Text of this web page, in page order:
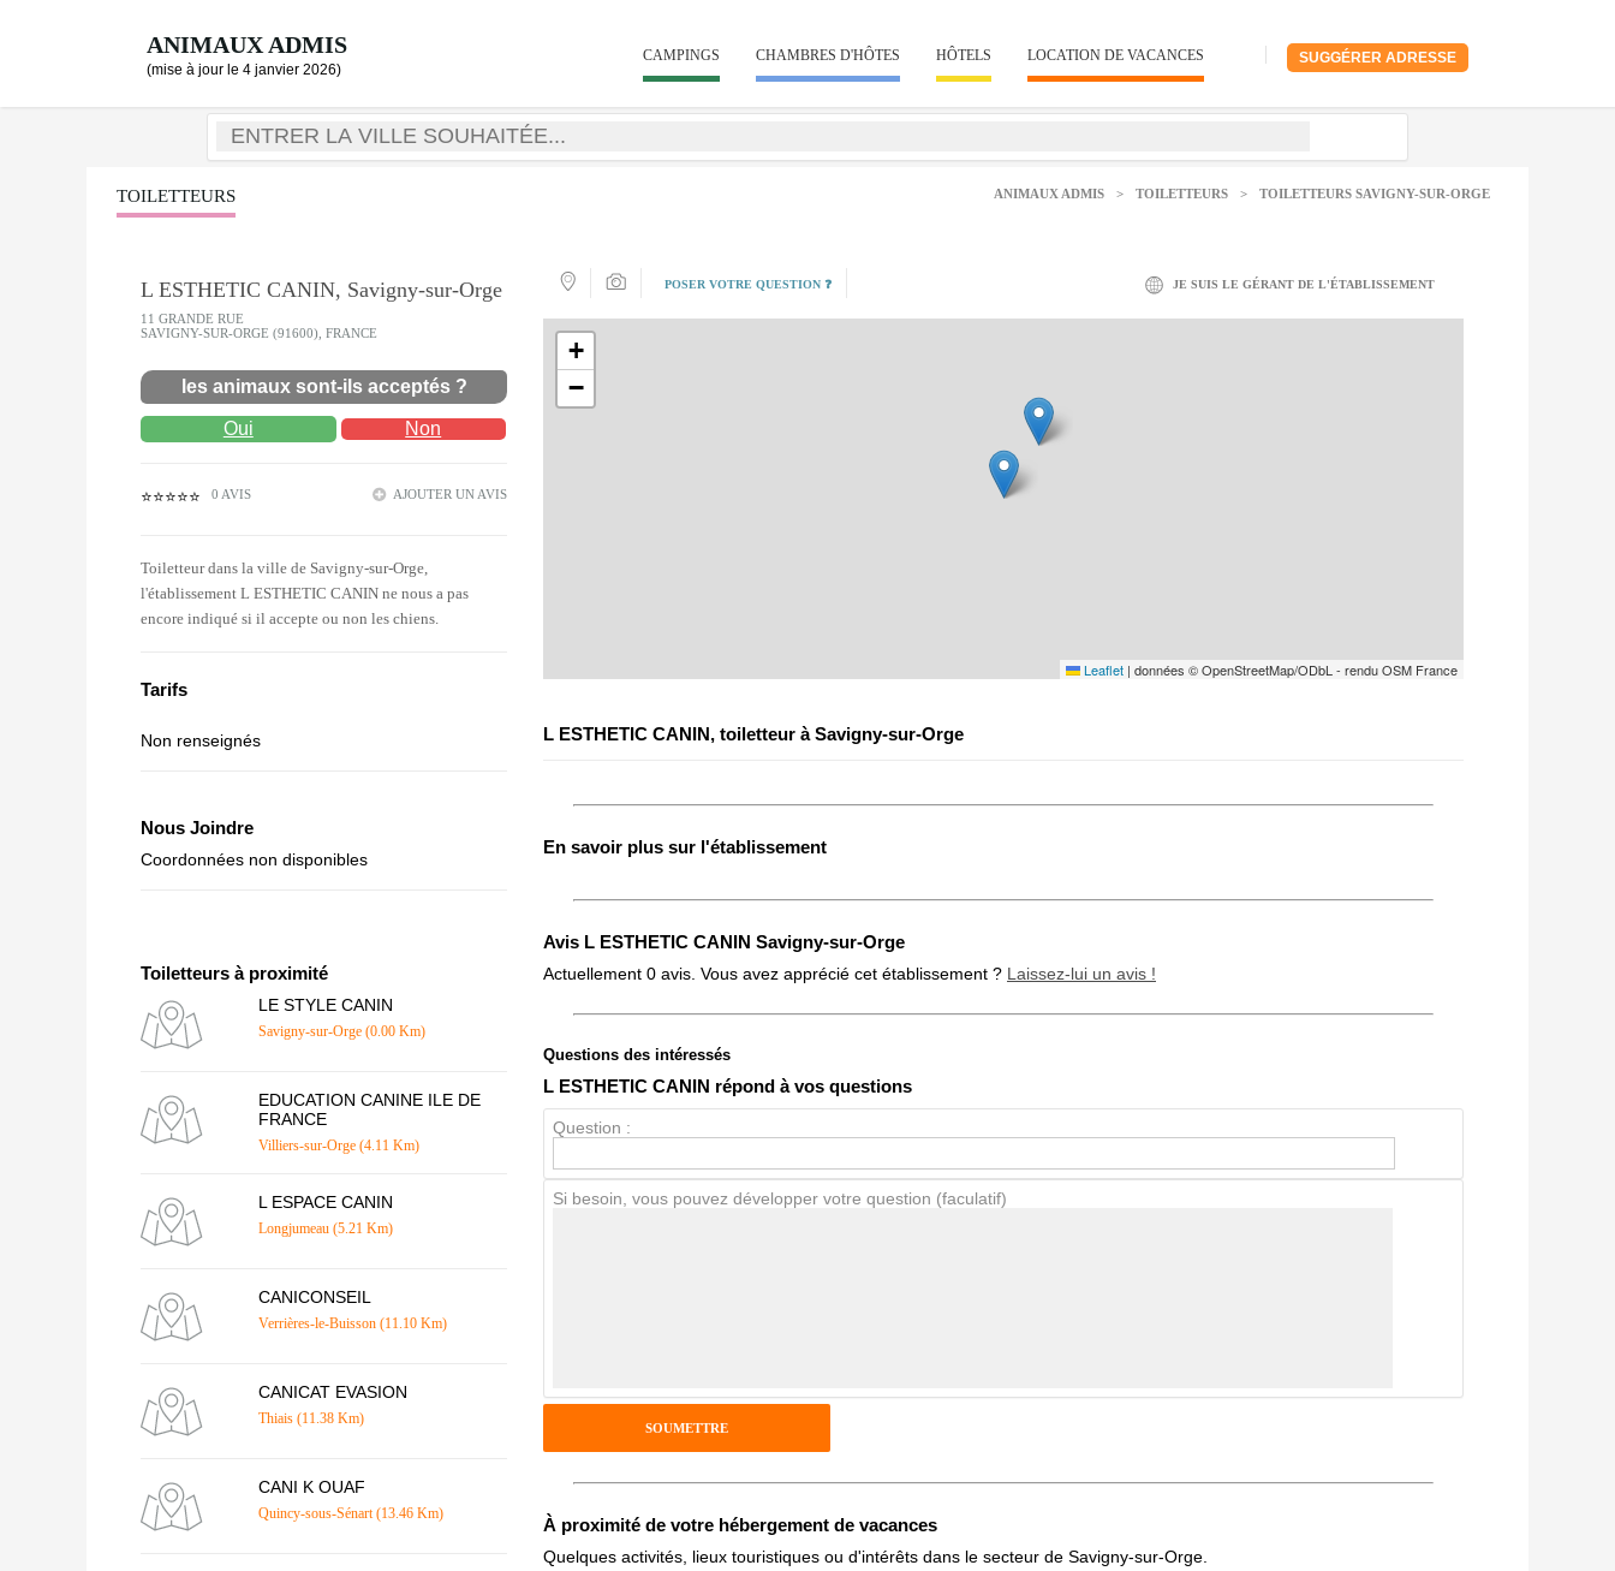
ANIMAUX ADMIS
(mise à jour le 4 janvier 2026)
SUGGÉRER ADRESSE
CAMPINGS CHAMBRES D'HÔTES HÔTELS LOCATION DE VACANCES
TOILETTEURS ANIMAUX ADMIS > TOILETTEURS > TOILETTEURS SAVIGNY-SUR-ORGE
L ESTHETIC CANIN, Savigny-sur-Orge
11 GRANDE RUE
SAVIGNY-SUR-ORGE (91600), FRANCE
les animaux sont-ils acceptés ?
Oui Non
⭐⭐⭐⭐⭐ 0 AVIS AJOUTER UN AVIS
Toiletteur dans la ville de Savigny-sur-Orge,
l'établissement L ESTHETIC CANIN ne nous a pas
encore indiqué si il accepte ou non les chiens.
Tarifs
Non renseignés
Nous Joindre
Coordonnées non disponibles
Toiletteurs à proximité
LE STYLE CANIN
Savigny-sur-Orge (0.00 Km)
EDUCATION CANINE ILE DE
FRANCE
Villiers-sur-Orge (4.11 Km)
L ESPACE CANIN
Longjumeau (5.21 Km)
CANICONSEIL
Verrières-le-Buisson (11.10 Km)
CANICAT EVASION
Thiais (11.38 Km)
CANI K OUAF
Quincy-sous-Sénart (13.46 Km)
POSER VOTRE QUESTION ❓ JE SUIS LE GÉRANT DE L'ÉTABLISSEMENT
+
−
Leaflet | données © OpenStreetMap/ODbL - rendu OSM France
L ESTHETIC CANIN, toiletteur à Savigny-sur-Orge
En savoir plus sur l'établissement
Avis L ESTHETIC CANIN Savigny-sur-Orge
Actuellement 0 avis. Vous avez apprécié cet établissement ? Laissez-lui un avis !
Note globale
Avis Clients
Antispam - Combien font 7x4 (en chiffres) :
Avis sur l'établissement :
Questions des intéressés
L ESTHETIC CANIN répond à vos questions
Question :
Si besoin, vous pouvez développer votre question (faculatif)
À proximité de votre hébergement de vacances
Quelques activités, lieux touristiques ou d'intérêts dans le secteur de Savigny-sur-Orge.